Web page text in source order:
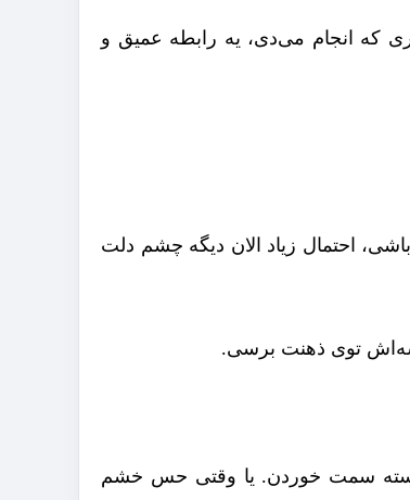
که انجام می‌دی، یه رابطه عمیق و
احتمال زیاد الان دیگه چشم دلت
توی ذهنت برسی.
سمت خوردن. یا وقتی حس خشم